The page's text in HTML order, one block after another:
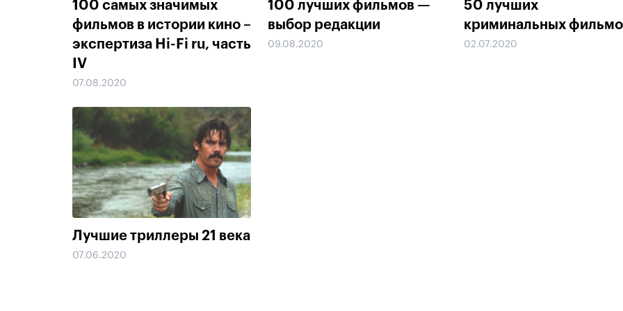
100 самых значимых
фильмов в истории кино –
экспертиза Hi-Fi ru, часть
IV
07.08.2020
100 лучших фильмов —
выбор редакции
09.08.2020
50 лучших
криминальных
02.07.2020
Лучшие триллеры 21 века
07.06.2020